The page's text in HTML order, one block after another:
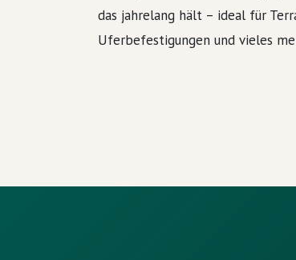
das jahrelang hält – ideal für
Uferbefestigungen und vieles